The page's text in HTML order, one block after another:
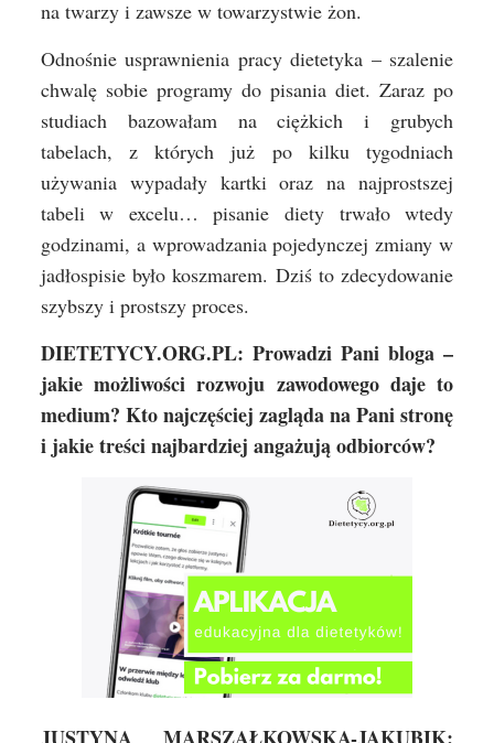
na twarzy i zawsze w towarzystwie żon.
Odnośnie usprawnienia pracy dietetyka – szalenie
chwalę sobie programy do pisania diet. Zaraz po
studiach bazowałam na ciężkich i grubych
tabelach, z których już po kilku tygodniach
używania wypadały kartki oraz na najprostszej
tabeli w excelu… pisanie diety trwało wtedy
godzinami, a wprowadzania pojedynczej zmiany w
jadłospisie było koszmarem. Dziś to zdecydowanie
szybszy i prostszy proces.
DIETETYCY.ORG.PL: Prowadzi Pani bloga –
jakie możliwości rozwoju zawodowego daje to
medium? Kto najczęściej zagląda na Pani stronę
i jakie treści najbardziej angażują odbiorców?